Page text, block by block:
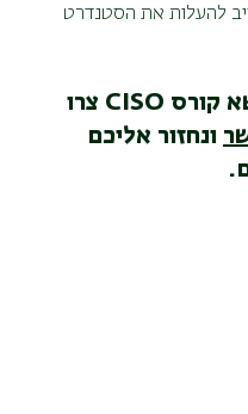
להעלות את הסטנדרט
לקבלת ייעוץ אישי בנושא קורס CISO צרו
ונחזור אליכם